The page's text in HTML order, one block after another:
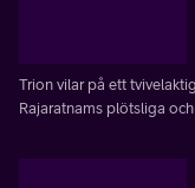
Trion vilar på ett
Rajaratnams plötsliga